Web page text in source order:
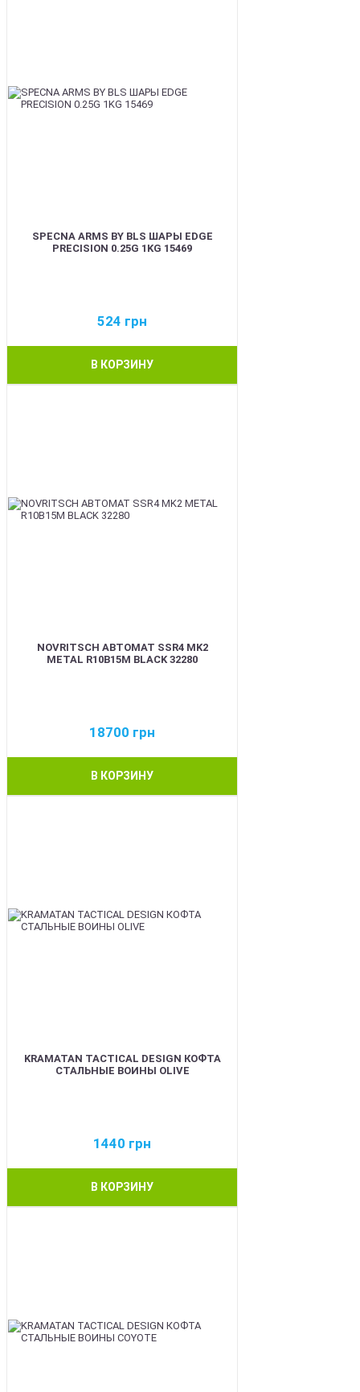
SPECNA ARMS BY BLS ШАРЫ EDGE
PRECISION 0.25G 1KG 15469
524 грн
В КОРЗИНУ
NOVRITSCH АВТОМАТ SSR4 MK2
METAL R10B15M BLACK 32280
18700 грн
В КОРЗИНУ
KRAMATAN TACTICAL DESIGN КОФТА
СТАЛЬНЫЕ ВОИНЫ OLIVE
1440 грн
В КОРЗИНУ